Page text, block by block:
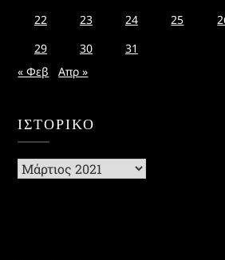
22
23 24 25
29
30
31
« Φεβ
Απρ »
ΙΣΤΟΡΙΚΌ
Ιστορικό